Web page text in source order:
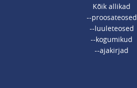
Kõik allikad
--proosateosed
--luuleteosed
--kogumikud
--ajakirjad